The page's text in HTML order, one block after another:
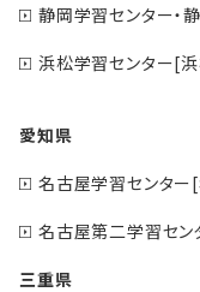
静岡学習センター・
浜松学習センター[
愛知県
名古屋学習センタ
名古屋第二学習セン
三重県